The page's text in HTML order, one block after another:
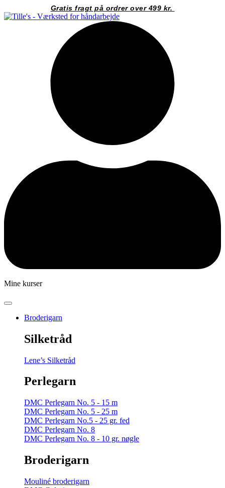
til
Gratis fragt på ordrer over 499 kr.
Mine kurser
Broderigarn
Silketråd
Lene’s Silketråd
Perlegarn
DMC Perlegarn No. 5 - 15 m
DMC Perlegarn No. 5 - 25 m
DMC Perlegarn No.5 - 25 gr. fed
DMC Perlegarn No. 8
DMC Perlegarn No. 8 - 10 gr. nøgle
Broderigarn
Mouliné broderigarn